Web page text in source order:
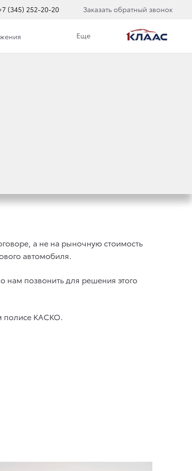
(345) 252-20-20 Заказать обратный звонок
Еще
КАСКО
а не на рыночную стоимость
автомобиля.
нам позвонить для решения этого
полисе КАСКО.